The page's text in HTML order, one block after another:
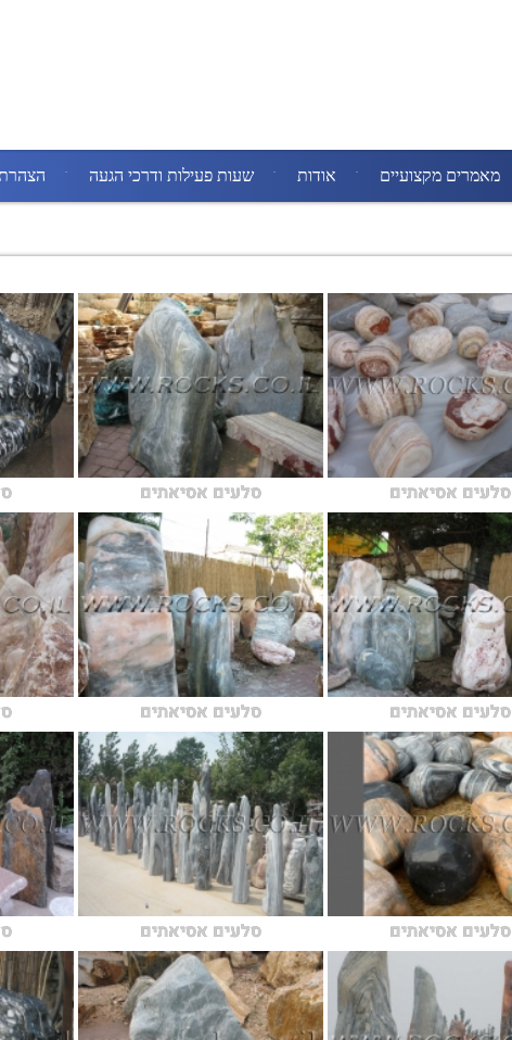
מאמרים מקצועיים אודות שעות פעילות ודרכי הגעה
סלעים אסיאתים סלעים אסיאתים
סלעים אסיאתים סלעים אסיאתים
סלעים אסיאתים סלעים אסיאתים